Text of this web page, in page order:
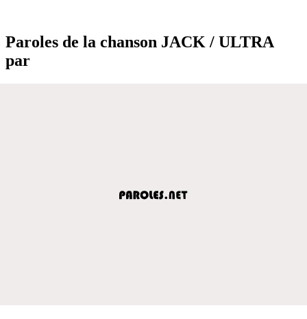
Paroles de la chanson JACK / ULTRA
par